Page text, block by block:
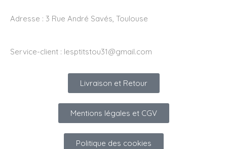
Adresse : 3 Rue André Savés, Toulouse
Service-client : lesptitstou31@gmail.com
Livraison et Retour
Mentions légales et CGV
Politique des cookies